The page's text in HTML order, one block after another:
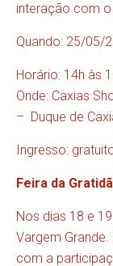
interação com
Quando: 25/05/
Horário: 14h às
Onde: Caxias
– Duque de
Ingresso:
Feira da
Nos dias 18 e
Vargem
com a